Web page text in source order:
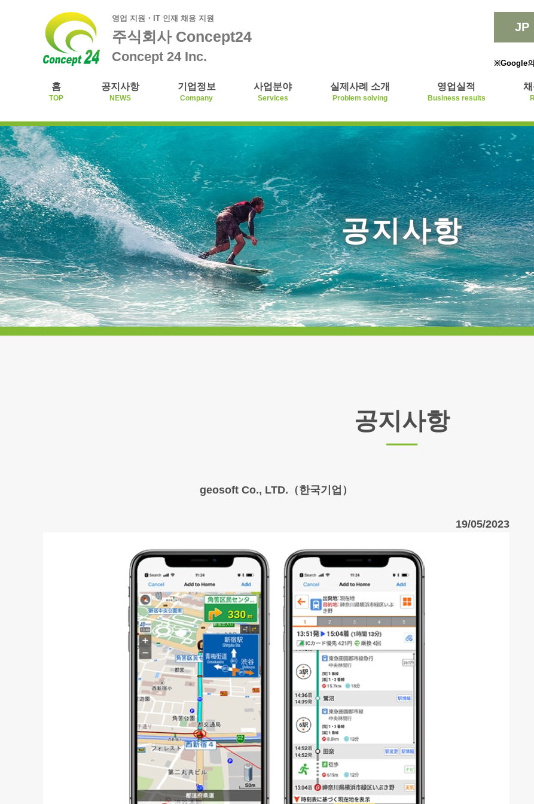
영업 지원・IT 인재 채용 지원
주식회사 Concept24
Concept 24 Inc.
JP
※Google
홈
TOP
공지사항
NEWS
기업정보
Company
사업분야
Services
실제사례 소개
Problem solving
영업실적
Business results
공지사항
공지사항
geosoft Co., LTD.（한국기업）
19/05/2023